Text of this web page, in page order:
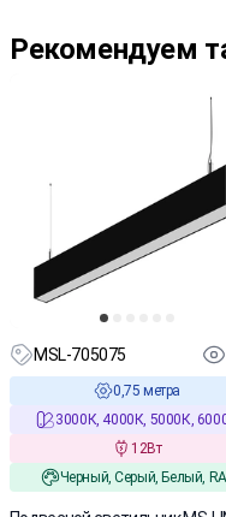
Рекомендуем
MSL-705075
0,75 метра
3000К, 4000К, 5000К,
12Вт
Черный, Серый, Белый,